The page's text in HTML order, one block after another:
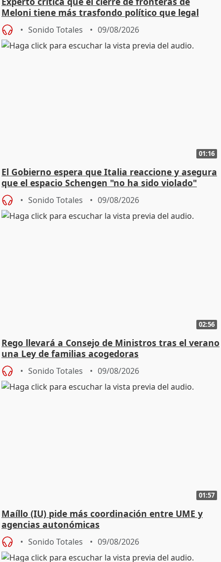
Meloni tiene más trasfondo político que legal
Sonido Totales 09/08/2026
01:16
El Gobierno espera que Italia reaccione y asegura
que el espacio Schengen "no ha sido violado"
Sonido Totales 09/08/2026
02:56
Rego llevará a Consejo de Ministros tras el verano
una Ley de familias acogedoras
Sonido Totales 09/08/2026
01:57
Maíllo (IU) pide más coordinación entre UME y
agencias autonómicas
Sonido Totales 09/08/2026